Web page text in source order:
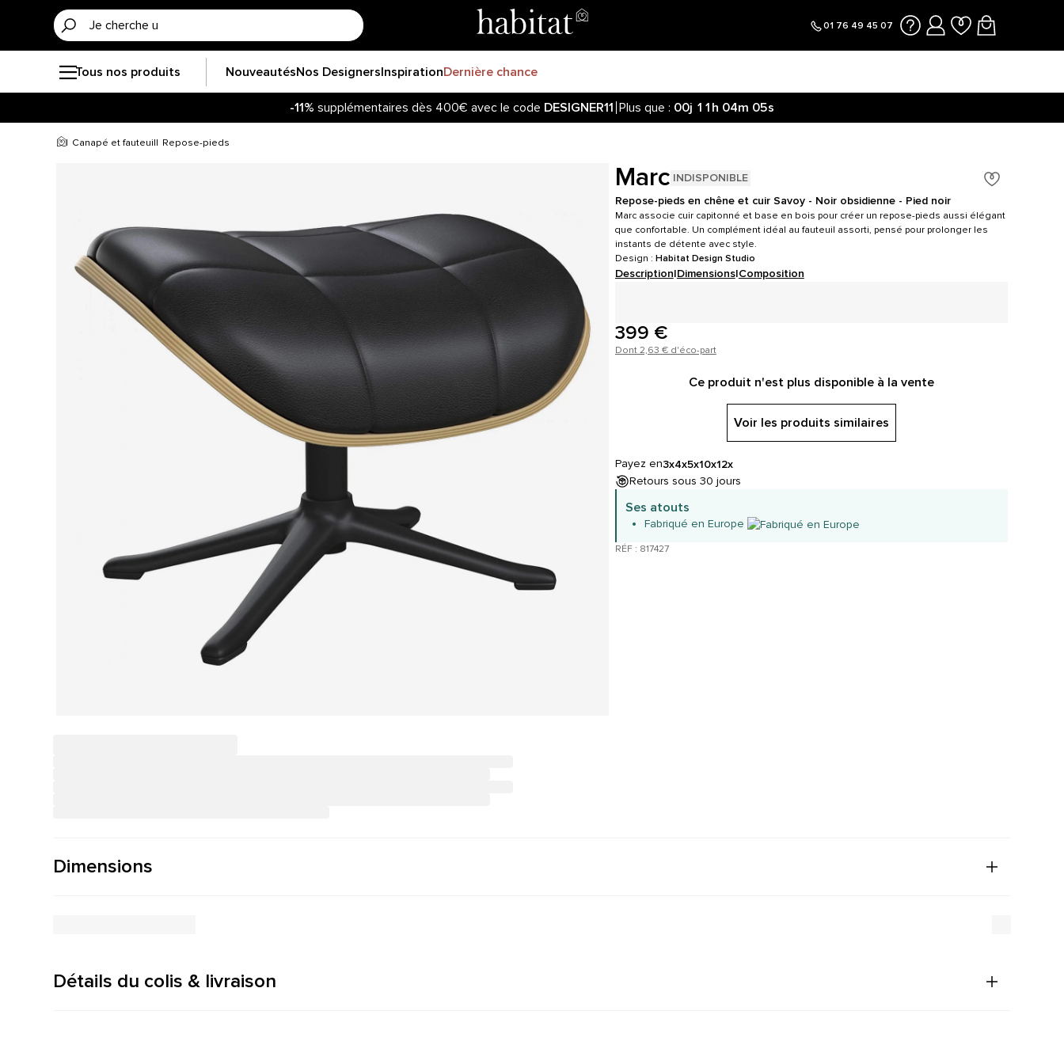
01 76 49 45 07
Tous nos produits NouveautésNos DesignersInspirationDernière chance
-11% supplémentaires dès 400€ avec le code DESIGNER11 Plus que : 00j 11h 04m 05s
Canapé et fauteuil Repose-pieds
Marc INDISPONIBLE
Repose-pieds en chêne et cuir Savoy - Noir obsidienne - Pied noir
Marc associe cuir capitonné et base en bois pour créer un repose-pieds aussi élégant
que confortable. Un complément idéal au fauteuil assorti, pensé pour prolonger les
instants de détente avec style.
Design : Habitat Design Studio
Description|Dimensions|Composition
399 €
Dont 2,63 € d'éco-part
Ce produit n'est plus disponible à la vente
Voir les produits similaires
Payez en3x4x5x10x12x
Retours sous 30 jours
Ses atouts
Fabriqué en Europe
RÉF : 817427
Dimensions
Détails du colis & livraison